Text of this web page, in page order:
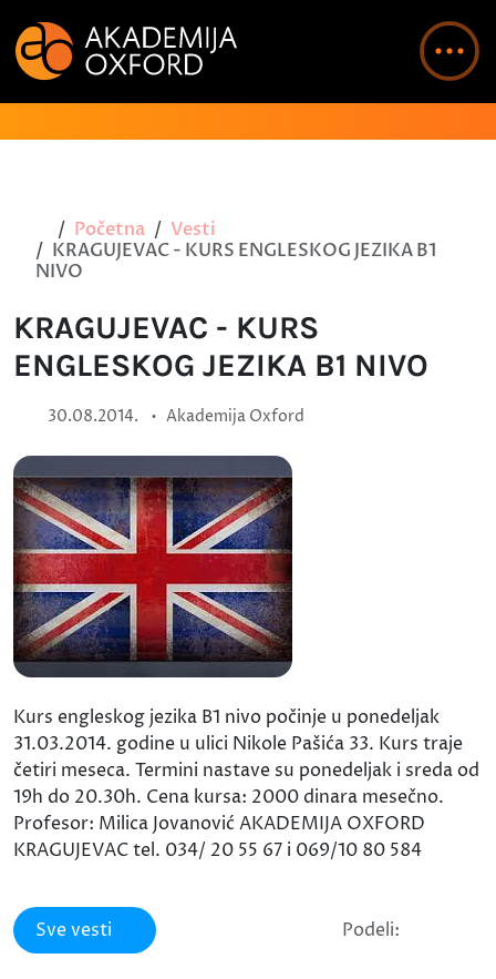
Početna
Vesti
KRAGUJEVAC - KURS ENGLESKOG JEZIKA B1
NIVO
KRAGUJEVAC - KURS
ENGLESKOG JEZIKA B1 NIVO
30.08.2014. • Akademija Oxford
Kurs engleskog jezika B1 nivo počinje u ponedeljak
31.03.2014. godine u ulici Nikole Pašića 33. Kurs traje
četiri meseca. Termini nastave su ponedeljak i sreda od
19h do 20.30h. Cena kursa: 2000 dinara mesečno.
Profesor: Milica Jovanović AKADEMIJA OXFORD
KRAGUJEVAC tel. 034/ 20 55 67 i 069/10 80 584
Sve vesti Podeli: